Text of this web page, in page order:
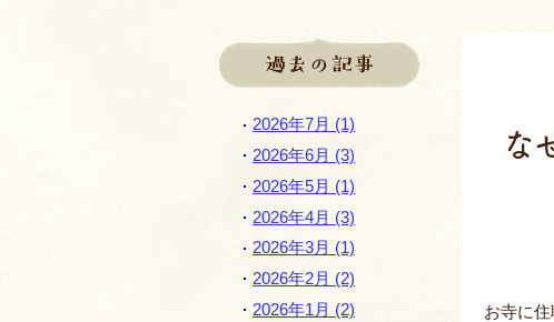
な
お寺に
過去の記事
2026年7月 (1)
2026年6月 (3)
2026年5月 (1)
2026年4月 (3)
2026年3月 (1)
2026年2月 (2)
2026年1月 (2)